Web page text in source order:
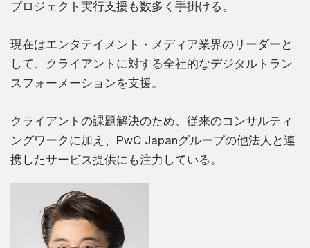
プロジェクト実行支援も数多く手掛ける。
現在はエンタテイメント・メディア業界のリーダーと
して、クライアントに対する全社的なデジタルトラン
スフォーメーションを支援。
クライアントの課題解決のため、従来のコンサルティ
ングワークに加え、PwC Japanグループの他法人と連
携したサービス提供にも注力している。